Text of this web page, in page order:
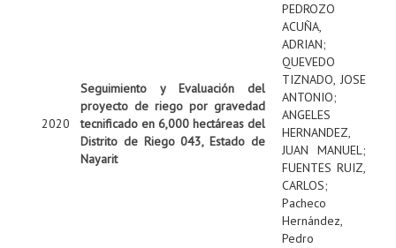
2020
Seguimiento y Evaluación del
proyecto de riego por gravedad
tecnificado en 6,000 hectáreas del
Distrito de Riego 043, Estado de
Nayarit
PEDROZO
ACUÑA,
ADRIAN;
QUEVEDO
TIZNADO, JOSE
ANTONIO;
ANGELES
HERNANDEZ,
JUAN MANUEL;
FUENTES RUIZ,
CARLOS;
Pacheco
Hernández,
Pedro